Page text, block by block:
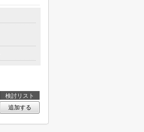
検討リスト
追加する